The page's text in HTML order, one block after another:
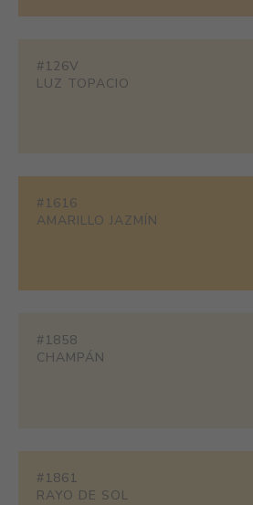
#126V
LUZ TOPACIO
#1616
AMARILLO JAZMÍN
#1858
CHAMPÁN
#1861
RAYO DE SOL